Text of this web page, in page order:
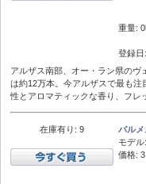
重量:
登録
アルザス南部、オー・ラン県の
は約12万本。今アルザスで最も
性とアロマティックな香り、フレ
在庫有り: 9
バル
モデル:
価格: